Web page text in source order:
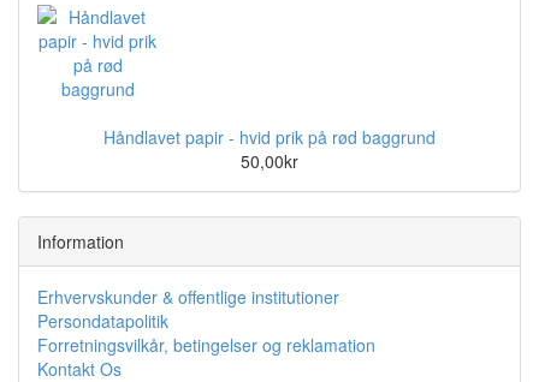
Håndlavet papir - hvid prik på rød baggrund
50,00kr
Information
Erhvervskunder & offentlige institutioner
Persondatapolitik
Forretningsvilkår, betingelser og reklamation
Kontakt Os